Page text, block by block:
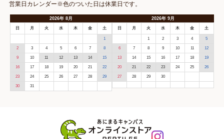
営業日カレンダー※色のついた日は休業日です。
2026年 8月
日 月 火 水 木 金 土
1
2 3 4 5 6 7 8
9 10 11 12 13 14 15
16 17 18 19 20 21 22
23 24 25 26 27 28 29
30 31
2026年9月
日 月 火 水 木 金 土
1 2 3 4 5
6 7 8 9 10 11 12
13 14 15 16 17 18 19
20 21 22 23 24 25 26
27 28 29 30